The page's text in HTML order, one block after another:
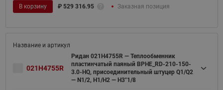
В корзину ₽ 529 316.95 Заказная позиция
021H4755R
Ридан 021H4755R — Теплообменник
пластинчатый паяный BPHE_RD-210-150-
3.0-HQ, присоединительный штуцер Q1/Q2
— N1/2, H1/H2 — H3"1/8